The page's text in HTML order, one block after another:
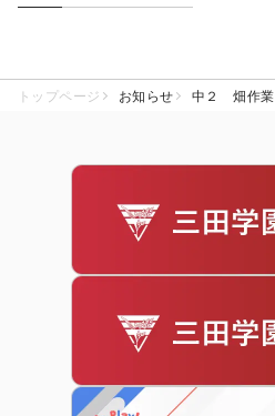
トップページ お知らせ 中２ 畑作業